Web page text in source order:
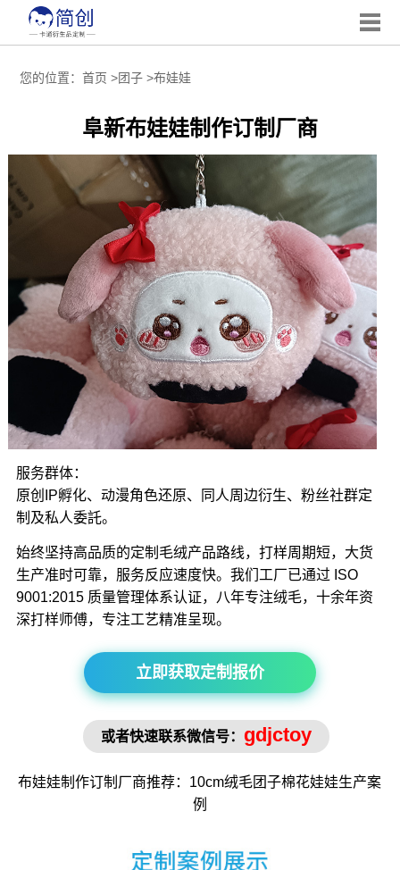
您的位置： 首页 >团子>布娃娃
阜新布娃娃制作订制厂商
服务群体：
原创IP孵化、动漫角色还原、同人周边衍生、粉丝社群定
制及私人委託。
始终坚持高品质的定制毛绒产品路线，打样周期短，大货
生产准时可靠，服务反应速度快。我们工厂已通过 ISO
9001:2015 质量管理体系认证，八年专注绒毛，十余年资
深打样师傅，专注工艺精准呈现。
立即获取定制报价
或者快速联系微信号： gdjctoy
布娃娃制作订制厂商推荐：10cm绒毛团子棉花娃娃生产案
例